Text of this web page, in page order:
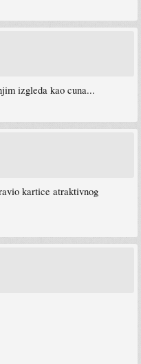
izgleda kao cuna...
kartice atraktivnog